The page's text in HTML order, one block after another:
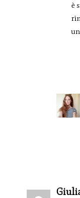
è